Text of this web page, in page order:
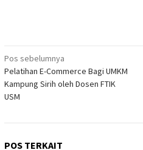
Navigasi
pos
Pos sebelumnya
Pelatihan E-Commerce Bagi UMKM
Kampung Sirih oleh Dosen FTIK
USM
POS TERKAIT